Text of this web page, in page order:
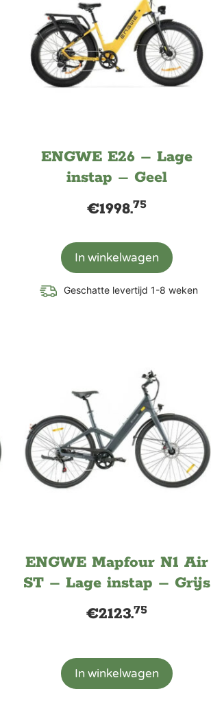
ENGWE E26 – Lage
instap – Geel
€1998.75
In winkelwagen
Geschatte levertijd 1-8 weken
ENGWE Mapfour N1 Air
ST – Lage instap – Grijs
€2123.75
In winkelwagen